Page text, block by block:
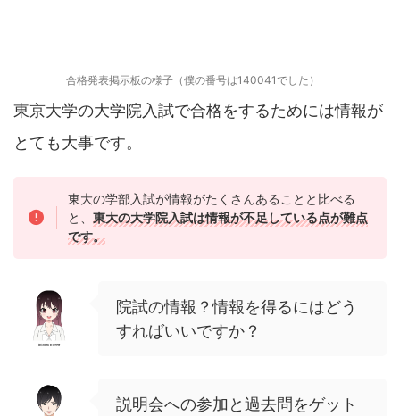
合格発表掲示板の様子（僕の番号は140041でした）
東京大学の大学院入試で合格をするためには情報が
とても大事です。
東大の学部入試が情報がたくさんあることと比べる
と、東大の大学院入試は情報が不足している点が難点
です。
院試の情報？情報を得るにはどう
すればいいですか？
説明会への参加と過去問をゲット